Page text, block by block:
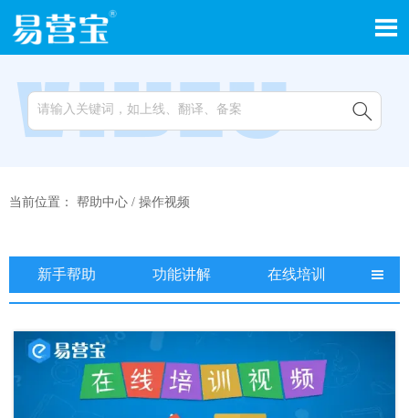


当前位置： 帮助中心 / 操作视频
新手帮助 功能讲解 在线培训 